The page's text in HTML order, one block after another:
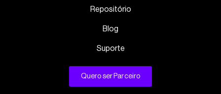
Repositório
Blog
Suporte
Quero ser Parceiro